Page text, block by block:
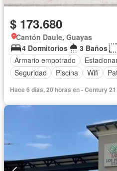
$ 173.680
Cantón Daule, Guayas
4 Dormitorios
3 Baños
Armario empotrado
Seguridad
Piscina Wifi
Hace 6 días, 20 horas en - Century